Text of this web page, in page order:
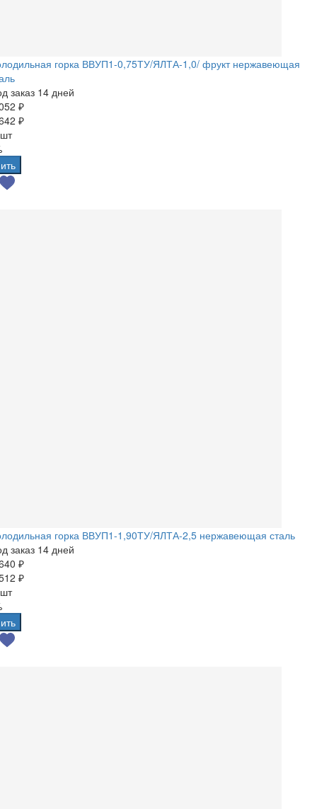
горка ВВУП1-0,75ТУ/ЯЛТА-1,0/ фрукт нержавеющая
заказ 14 дней
₽
₽
горка ВВУП1-1,90ТУ/ЯЛТА-2,5 нержавеющая сталь
заказ 14 дней
₽
₽